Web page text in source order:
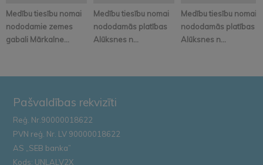
Medību tiesību nomai
nododamie zemes
gabali Mārkalne...
Medību tiesību nomai
nododamās platības
Alūksnes n...
Medību tiesību nomai
nododamās platības
Alūksnes n...
Pašvaldības rekvizīti
Reģ. Nr.90000018622
PVN reģ. Nr. LV 90000018622
AS „SEB banka”
Kods: UNLALV2X